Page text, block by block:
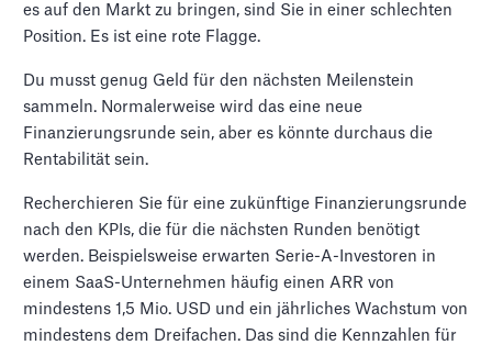
es auf den Markt zu bringen, sind Sie in einer schlechten
Position. Es ist eine rote Flagge.
Du musst genug Geld für den nächsten Meilenstein
sammeln. Normalerweise wird das eine neue
Finanzierungsrunde sein, aber es könnte durchaus die
Rentabilität sein.
Recherchieren Sie für eine zukünftige Finanzierungsrunde
nach den KPIs, die für die nächsten Runden benötigt
werden. Beispielsweise erwarten Serie-A-Investoren in
einem SaaS-Unternehmen häufig einen ARR von
mindestens 1,5 Mio. USD und ein jährliches Wachstum von
mindestens dem Dreifachen. Das sind die Kennzahlen für